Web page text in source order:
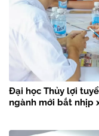
Đại học Thủy lợi
ngành mới bắt nhịp